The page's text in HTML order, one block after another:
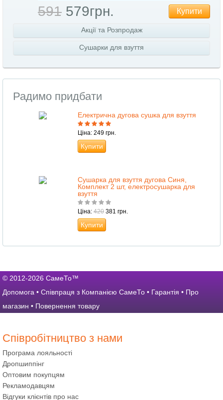
591 579грн. Купити
Акції та Розпродаж
Сушарки для взуття
Радимо придбати
Електрична дугова сушка для взуття
Ціна: 249 грн.
Купити
Сушарка для взуття дугова Синя,
Комплект 2 шт, електросушарка для
взуття
Ціна: 420 381 грн.
Купити
© 2012-2026 СамеТо™
Допомога • Співпраця з Компанією СамеТо • Гарантія • Про
магазин • Повернення товару
Співробітництво з нами
Програма лояльності
Дропшиппінг
Оптовим покупцям
Рекламодавцям
Відгуки клієнтів про нас